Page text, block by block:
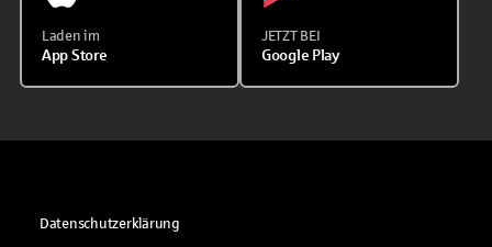
Laden im
App Store
JETZT BEI
Google Play
Datenschutzerklärung